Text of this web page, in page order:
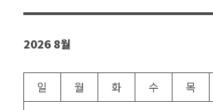
2026 8월
일 월 화 수 목